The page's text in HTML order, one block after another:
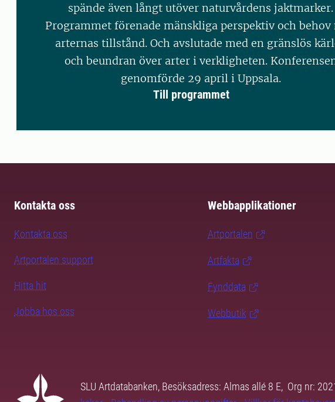
spände även långt utöver naturvårdens jaktmarker.
Programmet förenade mänskliga perspektiv och behov
arternas tillstånd. Och avslutade med en gränslös
och beundran över arter i verkligheten.
genomförde 29 april i Uppsala.
Till programmet
Kontakta oss
Kontakta oss
Artportalen support
Hitta hit
Jobba hos oss
Webbapplikationer
Artportalen
Artfakta
Fynddata
Webbutik
SLU Artdatabanken, Besöksadress: Almas allé 8 E, Org nr: